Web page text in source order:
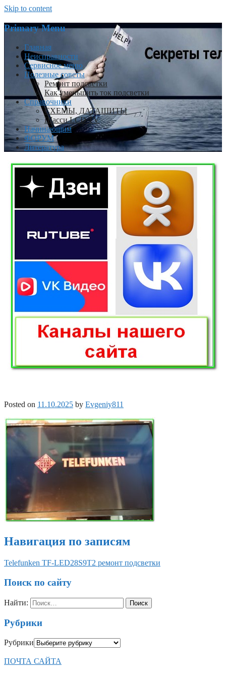
Skip to content
Primary Menu
Главная
Неисправности
Сервисное меню
Полезные советы
Ремонт подсветки
Как уменьшить ток подсветки
Справочники
СХЕМЫ, ДАТАШИТЫ
Шасси LCD TV
Начинающим
ФОРУМ
Литература
Posted on 11.10.2025 by Evgeniy811
Навигация по записям
Telefunken TF-LED28S9T2 ремонт подсветки
Поиск по сайту
Найти:
Рубрики
Рубрики
ПОЧТА САЙТА